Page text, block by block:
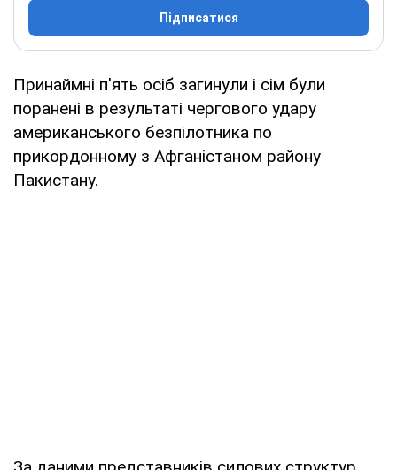
Підписатися
Принаймні п'ять осіб загинули і сім були
поранені в результаті чергового удару
американського безпілотника по
прикордонному з Афганістаном району
Пакистану.